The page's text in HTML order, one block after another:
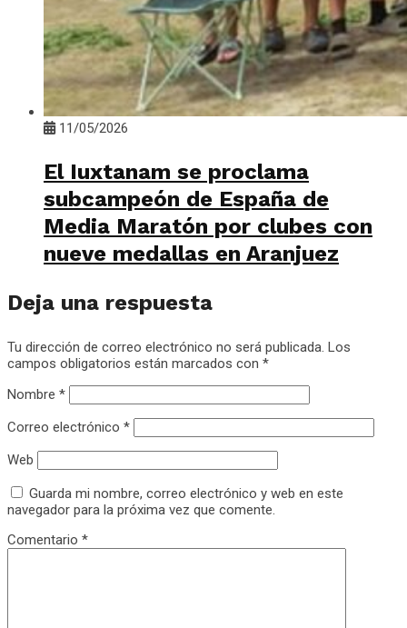
11/05/2026
El Iuxtanam se proclama
subcampeón de España de
Media Maratón por clubes con
nueve medallas en Aranjuez
Deja una respuesta
Tu dirección de correo electrónico no será publicada. Los
campos obligatorios están marcados con *
Nombre *
Correo electrónico *
Web
Guarda mi nombre, correo electrónico y web en este
navegador para la próxima vez que comente.
Comentario *